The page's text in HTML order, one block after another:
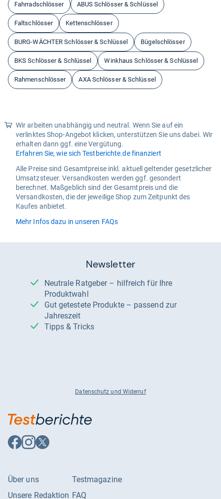
Fahrradschlösser ABUS Schlösser & Schlüssel
Faltschlösser Kettenschlösser
BURG-WÄCHTER Schlösser & Schlüssel Bügelschlösser
BKS Schlösser & Schlüssel Winkhaus Schlösser & Schlüssel
Rahmenschlösser AXA Schlösser & Schlüssel
Wir arbeiten unabhängig und neutral. Wenn Sie auf ein
verlinktes Shop-Angebot klicken, unterstützen Sie uns dabei. Wir
erhalten dann ggf. eine Vergütung.
Erfahren Sie, wie sich Testberichte.de finanziert
Alle Preise sind Gesamtpreise inkl. aktuell geltender gesetzlicher
Umsatzsteuer. Versandkosten werden ggf. gesondert
berechnet. Maßgeblich sind der Gesamtpreis und die
Versandkosten, die der jeweilige Shop zum Zeitpunkt des
Kaufes anbietet.
Mehr Infos dazu in unseren FAQs
Newsletter
Neutrale Ratgeber – hilfreich für Ihre
Produktwahl
Gut getestete Produkte – passend zur
Jahreszeit
Tipps & Tricks
Datenschutz und Widerruf
Auf
Facebook
Auf
Instagram
Auf
X
Über uns
Unsere Redaktion
Testmagazine
FAQ